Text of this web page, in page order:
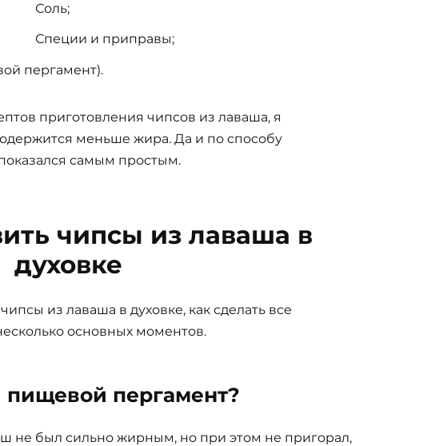
Соль;
Специи и приправы;
пергамент).
приготовления чипсов из лаваша, я
меньше жира. Да и по способу
самым простым.
чипсы из лаваша в
духовке
из лаваша в духовке, как сделать все
основных моментов.
пергамент?
не был сильно жирным, но при этом не пригорал,